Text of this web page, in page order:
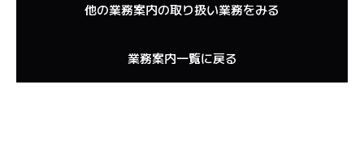
他の業務案内の取り扱い業務をみる
業務案内一覧に戻る